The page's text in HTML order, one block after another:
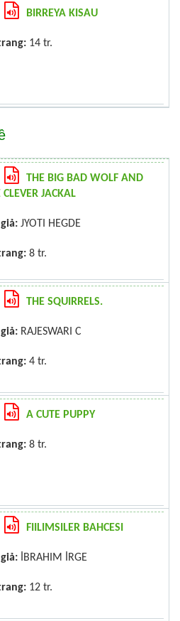
BIRREYA KISAU
14 tr.
THE BIG BAD WOLF AND
CLEVER JACKAL
JYOTI HEGDE
8 tr.
THE SQUIRRELS.
RAJESWARI C
4 tr.
A CUTE PUPPY
8 tr.
FIILIMSILER BAHCESI
İBRAHIM İRGE
12 tr.